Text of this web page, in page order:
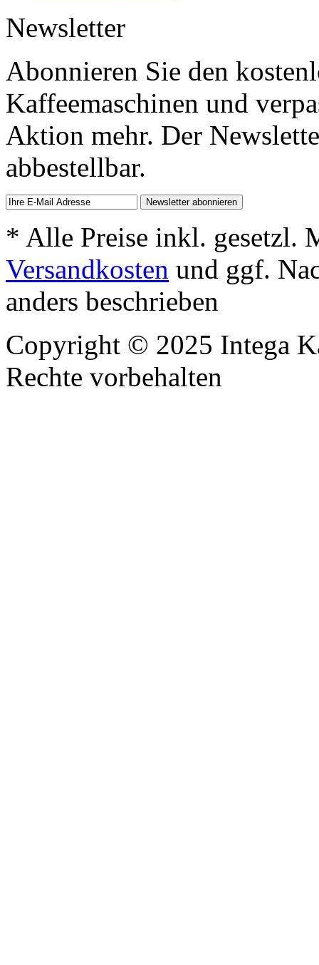
Newsletter
Abonnieren Sie den
Kaffeemaschinen und
Aktion mehr. Der
abbestellbar.
* Alle Preise inkl. gesetzl.
Versandkosten und ggf.
anders beschrieben
Copyright © 2025 Intega
Rechte vorbehalten